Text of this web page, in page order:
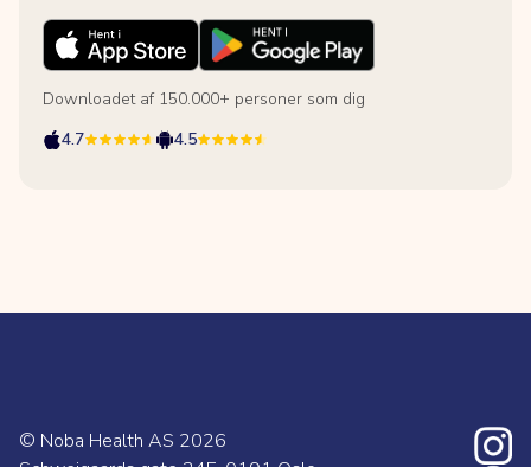
Downloadet af 150.000+ personer som dig
4.7
4.5
© Noba Health AS 2026